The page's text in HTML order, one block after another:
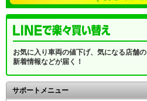
お気に入り車両の値下げ、気になる店舗の
新着情報などが届く！
サポートメニュー